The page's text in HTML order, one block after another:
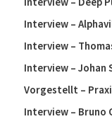
Interview –
Interview –
Interview – Johan
Vorgestellt –
Interview – Bruno